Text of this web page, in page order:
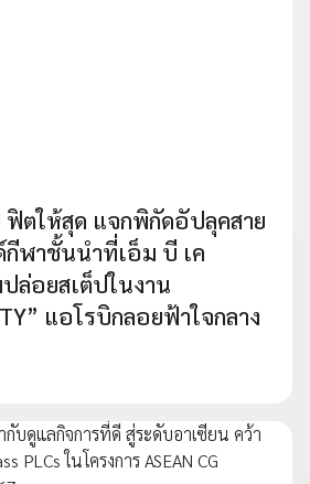
ฟิตให้สุด แจกพิกัดอัปลุคสาย
ฬาชั้นนำที่เอ็ม บี เค
ล่อยสเต็ปในงาน
แอโรบิกลอยฟ้าใจกลาง